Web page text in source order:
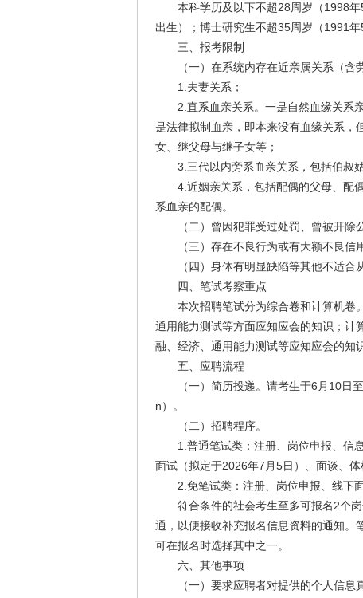
本科学历及以下不超28周岁（1998年
出生）；博士研究生不超35周岁（1991年
三、报考限制
（一）在系统内存在近亲属关系（含劳
1.夫妻关系；
2.直系血亲关系。一是自然血缘关系亲
是法律拟制血亲，即本来没有血缘关系，
女、继父母与继子女等；
3.三代以内旁系血亲关系，包括伯叔姑
4.近姻亲关系，包括配偶的父母、配偶
系血亲的配偶。
（二）曾因犯罪受过处罚、曾被开除公
（三）存在不良行为或有大额不良信用
（四）身体有明显缺陷等其他不适合从
四、笔试考察重点
本次招聘笔试分为综合卷和计算机卷。
通用能力测试等方面应知应会的知识；计
融、经济、通用能力测试等应知应会的知识
五、应聘流程
（一）简历投递。请考生于6月10日至
n）。
（二）招聘程序。
1.普通笔试类：注册、岗位申报、信息
面试（拟定于2026年7月5日）、面谈、体
2.免笔试类：注册、岗位申报、线下面
符合条件的社会考生至多可报名2个岗
通，以便接收补充报名信息资料的通知。
可在报名时选择其中之一。
六、其他事项
（一）要求应聘者对提供的个人信息